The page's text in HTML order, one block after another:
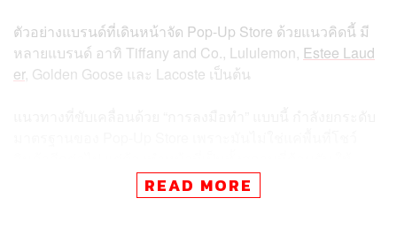
ตัวอย่างแบรนด์ที่เดินหน้าจัด Pop-Up Store ด้วยแนวคิดนี้ มี
หลายแบรนด์ อาทิ Tiffany and Co., Lululemon, Estee Laud
er, Golden Goose และ Lacoste เป็นต้น
ความบันเทิง และสร้าง engagement กับผู้คนแบบต่อหน้า
READ MORE